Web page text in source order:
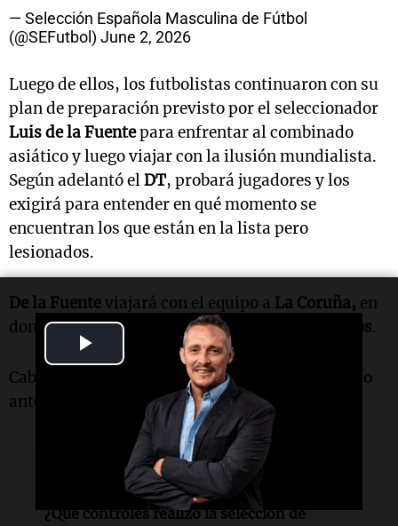
— Selección Española Masculina de Fútbol
(@SEFutbol) June 2, 2026
Luego de ellos, los futbolistas continuaron con su
plan de preparación previsto por el seleccionador
Luis de la Fuentepara enfrentar al combinado
asiático y luego viajar con la ilusión mundialista.
Según adelantó elDT, probará jugadores y los
exigirá para entender en qué momento se
encuentran los que están en la lista pero
lesionados.
De la Fuenteviajará con el equipo a La Coruña, en
donde jugará ante
y luego a Estados Unidos.
Cabe recordar que Españadebutará el 15 de junio
ante
enAtlanta.
Lectura rápida
¿Qué controles realizó la selección de